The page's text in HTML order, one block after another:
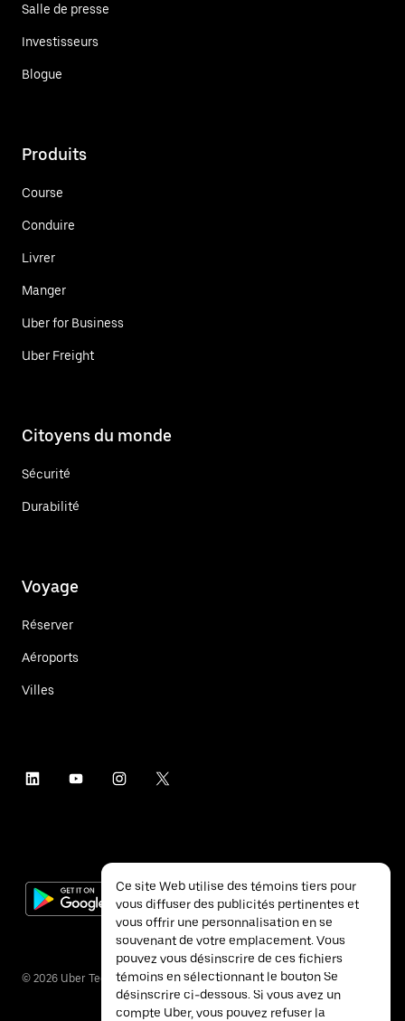
Salle de presse
Investisseurs
Blogue
Produits
Course
Conduire
Livrer
Manger
Uber for Business
Uber Freight
Citoyens du monde
Sécurité
Durabilité
Voyage
Réserver
Aéroports
Villes
© 2026 Uber Technologies inc.
Ce site Web utilise des témoins tiers pour
vous diffuser des publicités pertinentes et
vous offrir une personnalisation en se
souvenant de votre emplacement. Vous
pouvez vous désinscrire de ces fichiers
témoins en sélectionnant le bouton Se
désinscrire ci-dessous. Si vous avez un
compte Uber, vous pouvez refuser la